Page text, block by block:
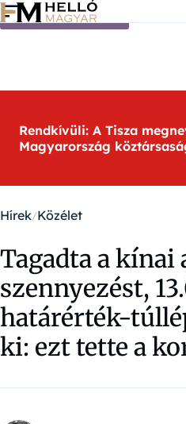
Ugrás a tartalomra
Rendkívüli: A Tisza
Magyarország
Hírek Közélet
Tagadta a kínai
szennyezést,
határérték-
ki: ezt tette a